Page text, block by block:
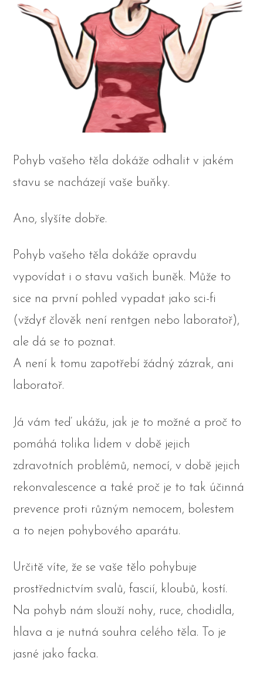
Pohyb vašeho těla dokáže odhalit v jakém
stavu se nacházejí vaše buňky.
Ano, slyšíte dobře.
Pohyb vašeho těla dokáže opravdu
vypovídat i o stavu vašich buněk. Může to
sice na první pohled vypadat jako sci-fi
(vždyť člověk není rentgen nebo laboratoř),
ale dá se to poznat.
A není k tomu zapotřebí žádný zázrak, ani
laboratoř.
Já vám teď ukážu, jak je to možné a proč to
pomáhá tolika lidem v době jejich
zdravotních problémů, nemocí, v době jejich
rekonvalescence a také proč je to tak účinná
prevence proti různým nemocem, bolestem
a to nejen pohybového aparátu.
Určitě víte, že se vaše tělo pohybuje
prostřednictvím svalů, fascií, kloubů, kostí.
Na pohyb nám slouží nohy, ruce, chodidla,
hlava a je nutná souhra celého těla. To je
jasné jako facka.